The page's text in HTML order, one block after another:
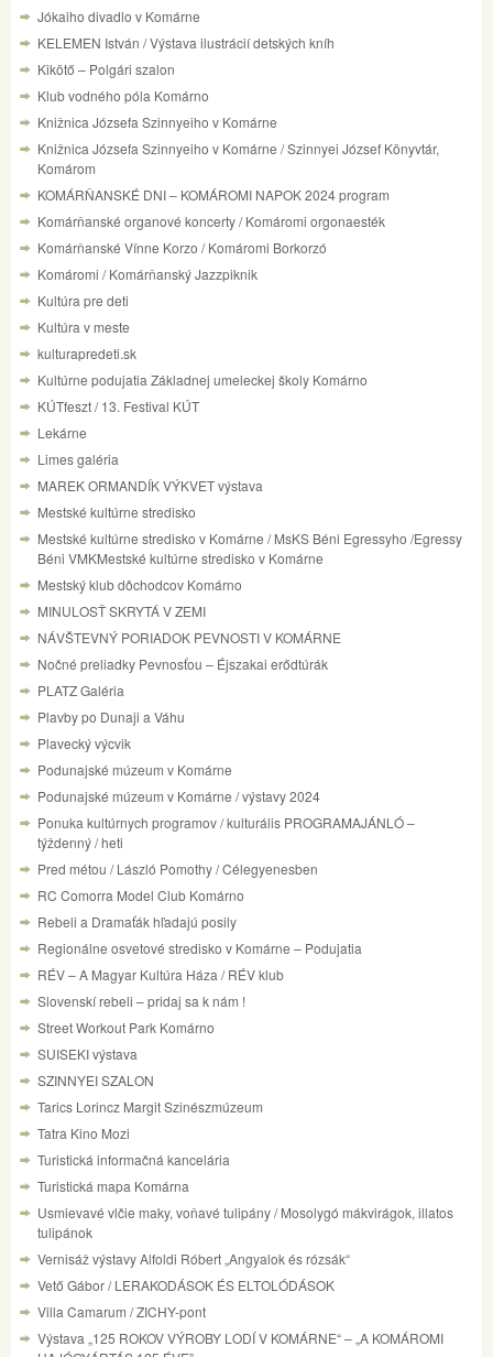
Jókaiho divadlo v Komárne
KELEMEN István / Výstava ilustrácií detských kníh
Kikötő – Polgári szalon
Klub vodného póla Komárno
Knižnica Józsefa Szinnyeiho v Komárne
Knižnica Józsefa Szinnyeiho v Komárne / Szinnyei József Könyvtár,
Komárom
KOMÁRŇANSKÉ DNI – KOMÁROMI NAPOK 2024 program
Komárňanské organové koncerty / Komáromi orgonaesték
Komárňanské Vínne Korzo / Komáromi Borkorzó
Komáromi / Komárňanský Jazzpiknik
Kultúra pre deti
Kultúra v meste
kulturapredeti.sk
Kultúrne podujatia Základnej umeleckej školy Komárno
KÚTfeszt / 13. Festival KÚT
Lekárne
Limes galéria
MAREK ORMANDÍK VÝKVET výstava
Mestské kultúrne stredisko
Mestské kultúrne stredisko v Komárne / MsKS Béni Egressyho /Egressy
Béni VMKMestské kultúrne stredisko v Komárne
Mestský klub dôchodcov Komárno
MINULOSŤ SKRYTÁ V ZEMI
NÁVŠTEVNÝ PORIADOK PEVNOSTI V KOMÁRNE
Nočné preliadky Pevnosťou – Éjszakai erődtúrák
PLATZ Galéria
Plavby po Dunaji a Váhu
Plavecký výcvik
Podunajské múzeum v Komárne
Podunajské múzeum v Komárne / výstavy 2024
Ponuka kultúrnych programov / kulturális PROGRAMAJÁNLÓ –
týždenný / heti
Pred métou / László Pomothy / Célegyenesben
RC Comorra Model Club Komárno
Rebeli a Dramaťák hľadajú posily
Regionálne osvetové stredisko v Komárne – Podujatia
RÉV – A Magyar Kultúra Háza / RÉV klub
Slovenskí rebeli – pridaj sa k nám !
Street Workout Park Komárno
SUISEKI výstava
SZINNYEI SZALON
Tarics Lorincz Margit Szinészmúzeum
Tatra Kino Mozi
Turistická informačná kancelária
Turistická mapa Komárna
Usmievavé vlčie maky, voňavé tulipány / Mosolygó mákvirágok, illatos
tulipánok
Vernisáž výstavy Alfoldi Róbert „Angyalok és rózsák“
Vető Gábor / LERAKODÁSOK ÉS ELTOLÓDÁSOK
Villa Camarum / ZICHY-pont
Výstava „125 ROKOV VÝROBY LODÍ V KOMÁRNE“ – „A KOMÁROMI